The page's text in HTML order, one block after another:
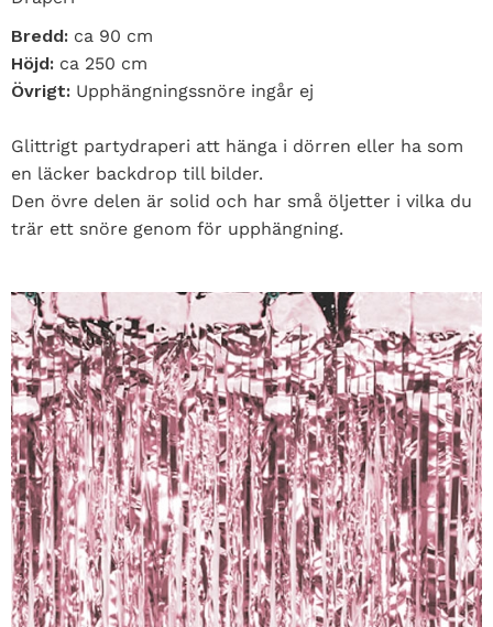
Bredd: ca 90 cm
Höjd: ca 250 cm
Övrigt: Upphängningssnöre ingår ej
Glittrigt partydraperi att hänga i dörren eller ha som
en läcker backdrop till bilder.
Den övre delen är solid och har små öljetter i vilka du
trär ett snöre genom för upphängning.